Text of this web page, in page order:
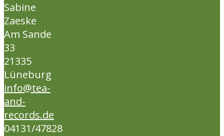
Sabine
Zaeske
Am Sande
33
21335
Lüneburg
info@tea-
and-
records.de
04131/47828